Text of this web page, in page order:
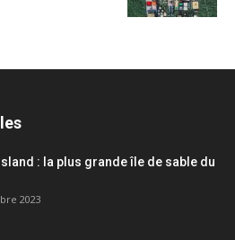
: la plus grande île de sable du
2023